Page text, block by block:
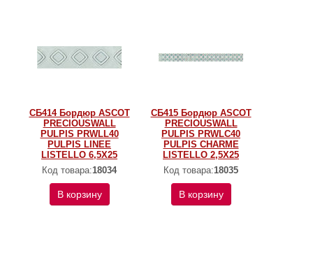
СБ414 Бордюр ASCOT
PRECIOUSWALL
PULPIS PRWLL40
PULPIS LINEE
LISTELLO 6,5X25
Код товара:18034
В корзину
СБ415 Бордюр ASCOT
PRECIOUSWALL
PULPIS PRWLC40
PULPIS CHARME
LISTELLO 2,5X25
Код товара:18035
В корзину